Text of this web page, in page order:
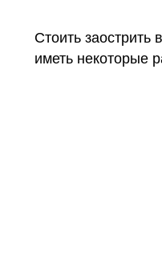
Стоить
иметь некоторые